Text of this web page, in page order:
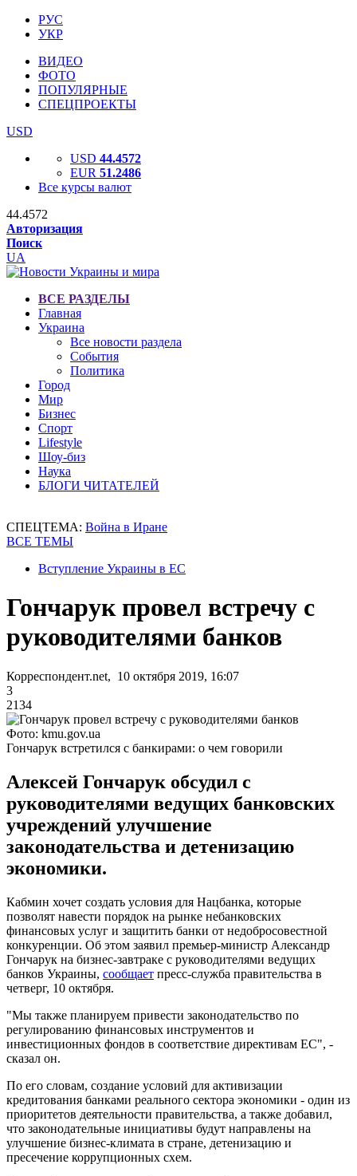
РУС
УКР
ВИДЕО
ФОТО
ПОПУЛЯРНЫЕ
СПЕЦПРОЕКТЫ
USD
USD 44.4572
EUR 51.2486
Все курсы валют
44.4572
Авторизация
Поиск
UA
ВСЕ РАЗДЕЛЫ
Главная
Украина
Все новости раздела
События
Политика
Город
Мир
Бизнес
Спорт
Lifestyle
Шоу-биз
Наука
БЛОГИ ЧИТАТЕЛЕЙ
СПЕЦТЕМА: Война в Иране
ВСЕ ТЕМЫ
Вступление Украины в ЕС
Гончарук провел встречу с
руководителями банков
Корреспондент.net, 10 октября 2019, 16:07
3
2134
Фото: kmu.gov.ua
Гончарук встретился с банкирами: о чем говорили
Алексей Гончарук обсудил с
руководителями ведущих банковских
учреждений улучшение
законодательства и детенизацию
экономики.
Кабмин хочет создать условия для Нацбанка, которые
позволят навести порядок на рынке небанковских
финансовых услуг и защитить банки от недобросовестной
конкуренции. Об этом заявил премьер-министр Александр
Гончарук на бизнес-завтраке с руководителями ведущих
банков Украины, сообщает пресс-служба правительства в
четверг, 10 октября.
"Мы также планируем привести законодательство по
регулированию финансовых инструментов и
инвестиционных фондов в соответствие директивам ЕС", -
сказал он.
По его словам, создание условий для активизации
кредитования банками реального сектора экономики - один из
приоритетов деятельности правительства, а также добавил,
что законодательные инициативы будут направлены на
улучшение бизнес-климата в стране, детенизацию и
пресечение коррупционных схем.